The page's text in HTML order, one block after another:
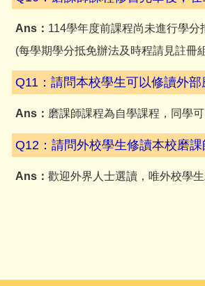
Ans： 114學年度前課程尚未進行學
(每學期學分抵免辦法及時程請見註冊
Q11：請問本校學生可以修讀外部
Ans： 磨課師課程為自學課程，同學
Q12：請問外校學生修讀本校磨
Ans： 歡迎外界人士選讀，唯外校學